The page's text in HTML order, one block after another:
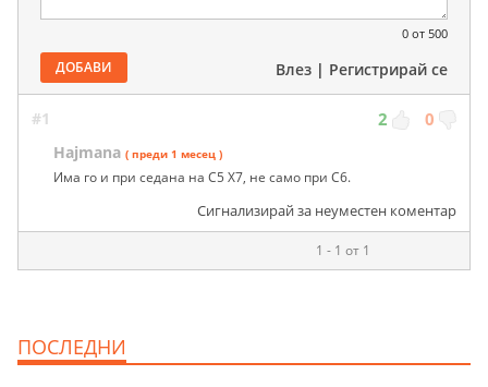
0 от 500
ДОБАВИ Влез | Регистрирай се
#1 2 0
Hajmana ( преди 1 месец )
Има го и при седана на С5 Х7, не само при С6.
Сигнализирай за неуместен коментар
1 - 1 от 1
ПОСЛЕДНИ